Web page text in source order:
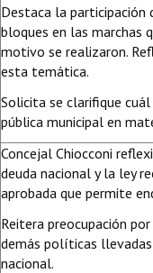
Destaca la participación
bloques en las marchas
motivo se realizaron.
esta temática.
Solicita se clarifique
pública municipal en
Concejal Chiocconi
deuda nacional y la ley
aprobada que permite
Reitera preocupación por
demás políticas
nacional.